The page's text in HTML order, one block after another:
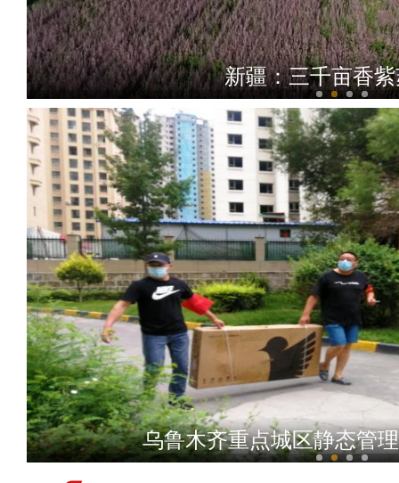
新疆柯坪县：小葡萄“串”
新疆二万余亩向日
乌鲁木齐重点城区静态管
新疆防疫一线的“